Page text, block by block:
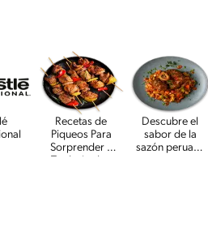
Recetas de
Piqueos Para
Sorprender a
Descubre el
sabor de la
sazón peruana